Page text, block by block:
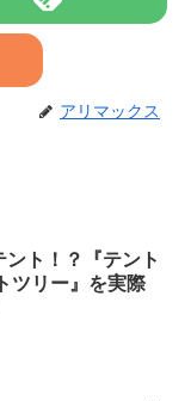
アリマックス
ト！？『テント
ツリー』を実際